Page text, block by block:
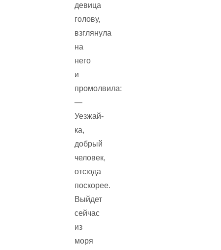
девица
голову,
взглянула
на
него
и
промолвила:
—
Уезжай-
ка,
добрый
человек,
отсюда
поскорее.
Выйдет
сейчас
из
моря